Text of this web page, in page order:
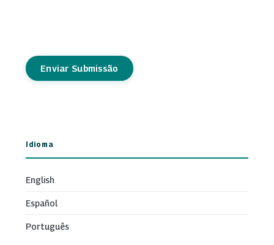
Enviar Submissão
Idioma
English
Español
Português